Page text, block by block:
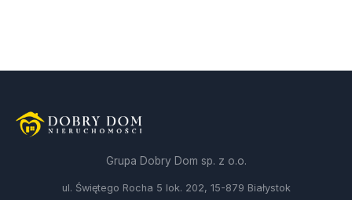
Grupa Dobry Dom sp. z o.o.
ul. Świętego Rocha 5 lok. 202, 15-879 Białystok